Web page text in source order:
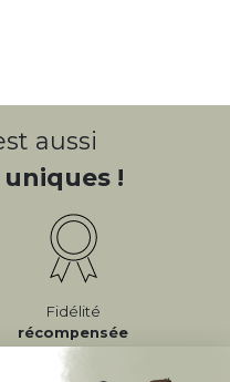
aussi
!
Fidélité
récompensée